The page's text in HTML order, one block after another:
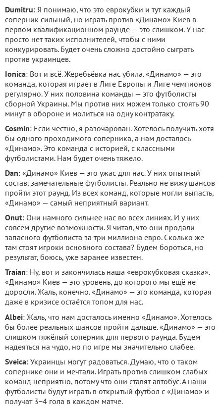
Dumitru: Я понимаю, что это еврокубки и тут каждый
соперник сильный, но играть против «Динамо» Киев в
первом квалификационном раунде — это слишком. У нас
просто нет таких исполнителей, чтобы с ними
конкурировать. Будет очень сложно достойно сыграть
против украинцев.
Ionica: Вот и всё. Жеребьёвка нас убила. «Динамо» — это
команда, которая играет в Лиге Европы и Лиге чемпионов
регулярно. У них половина команды — это футболисты
сборной Украины. Мы против них можем только стоять 90
минут в обороне и молиться на одну контратаку.
Cosmin: Если честно, я разочарован. Хотелось получить хотя
бы одного проходимого соперника, а нам досталось
«Динамо». Это команда с историей, с классными
футболистами. Нам будет очень тяжело.
Dan: «Динамо» Киев — это ужас для нас. У них опытный
состав, замечательные футболисты. Реально не вижу шансов
пройти этот раунд. Из всех команд, которые могли выпасть,
«Динамо» — самый неприятный вариант.
Onut: Они намного сильнее нас во всех линиях. И у них
совсем другие возможности. Я читал, что они продали
запасного футболиста за три миллиона евро. Сколько же
там стоят игроки основного состава? Будем бороться, но
результат, боюсь, уже заранее известен.
Traian: Ну, вот и закончилась наша «еврокубковая сказка».
«Динамо» Киев — это уровень, до которого мы ещё не
доросли. Жаль, конечно. «Динамо» — это команда, которая
даже в кризисе остаётся топом для нас.
Albei: Жаль, что нам досталось именно «Динамо». Хотелось
бы более реальных шансов пройти дальше. «Динамо» — это
слишком тяжёлый соперник для первого раунда. Будем
надеяться на чудо, но по игре мы значительно слабее.
Sveica: Украинцы могут радоваться. Думаю, что о таком
сопернике они и мечтали. Играть против слишком слабых
команд неприятно, потому что они ставят автобус. А наши
футболисты будут играть в открытый футбол с «Динамо» и
получат 3−4 гола в каждом матче.